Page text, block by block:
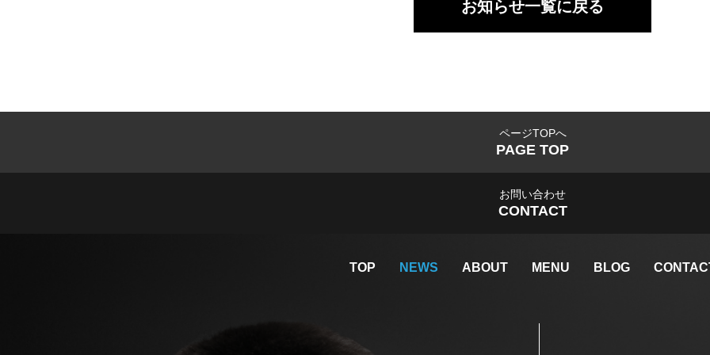
お知らせ一覧に戻る
ページTOPへ
PAGE TOP
お問い合わせ
CONTACT
TOP NEWS ABOUT MENU BLOG